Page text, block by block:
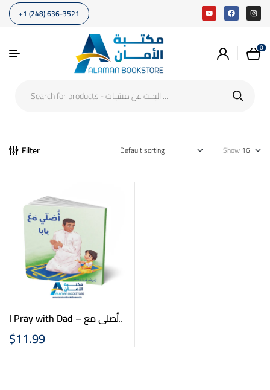
+1 (248) 636-3521
0
Filter Show
I Pray with Dad – أصلي مع
بابا
$11.99